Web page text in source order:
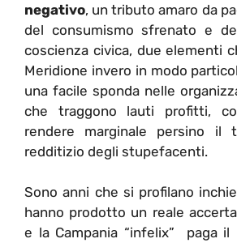
negativo, un tributo amaro da
del consumismo sfrenato e
coscienza civica, due elementi
Meridione invero in modo
una facile sponda nelle
che traggono lauti profitti,
rendere marginale persino il
redditizio degli stupefacenti.
Sono anni che si profilano
hanno prodotto un reale
e la Campania “infelix” paga il